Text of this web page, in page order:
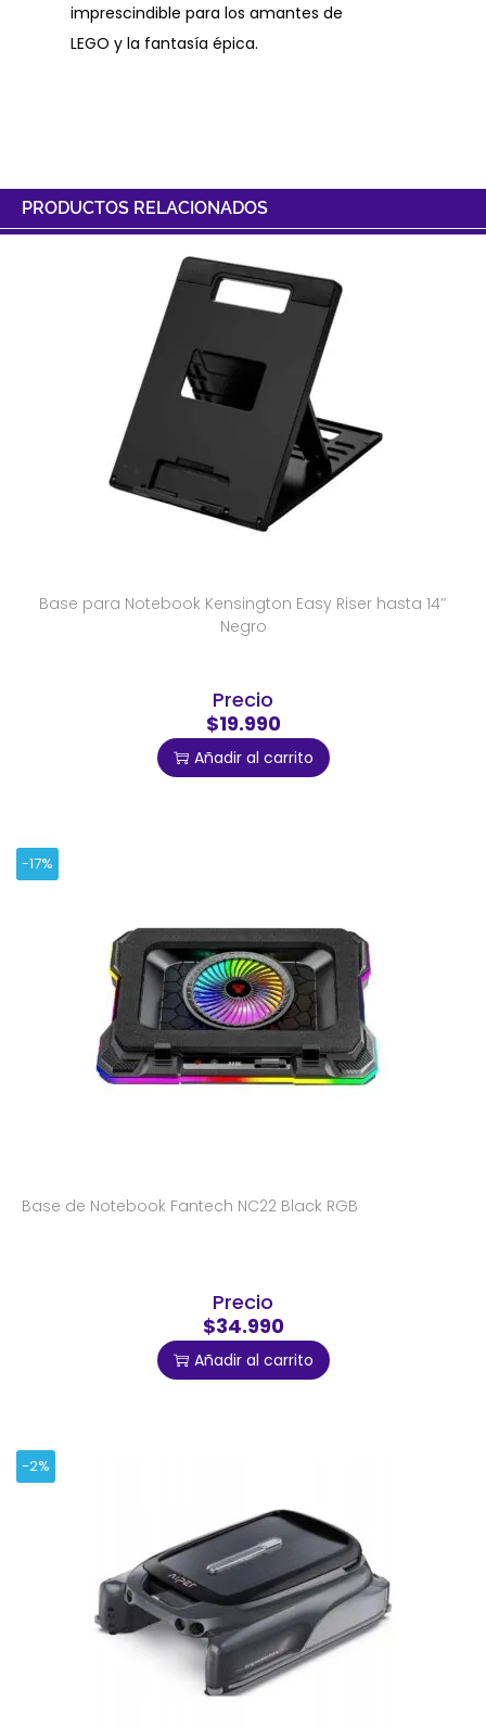
imprescindible para los amantes de
LEGO y la fantasía épica.
PRODUCTOS RELACIONADOS
Base para Notebook Kensington Easy Riser hasta 14″
Negro
Precio
$19.990
Añadir al carrito
-17%
Base de Notebook Fantech NC22 Black RGB
Precio
$34.990
Añadir al carrito
-2%